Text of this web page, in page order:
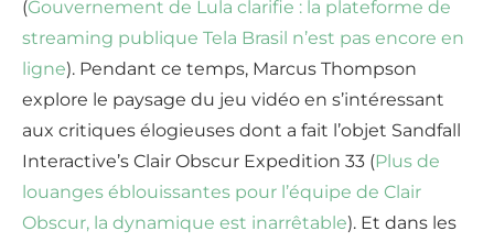
(Gouvernement de Lula clarifie : la plateforme de
streaming publique Tela Brasil n’est pas encore en
ligne). Pendant ce temps, Marcus Thompson
explore le paysage du jeu vidéo en s’intéressant
aux critiques élogieuses dont a fait l’objet Sandfall
Interactive’s Clair Obscur Expedition 33 (Plus de
louanges éblouissantes pour l’équipe de Clair
Obscur, la dynamique est inarrêtable). Et dans les